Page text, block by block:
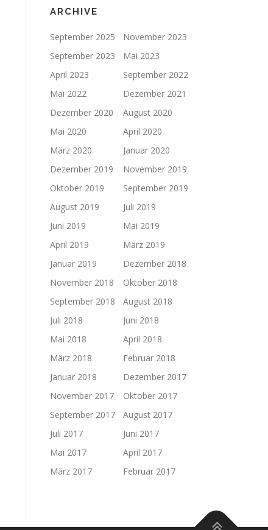
ARCHIVE
September 2025
November 2023
September 2023
Mai 2023
April 2023
September 2022
Mai 2022
Dezember 2021
Dezember 2020
August 2020
Mai 2020
April 2020
März 2020
Januar 2020
Dezember 2019
November 2019
Oktober 2019
September 2019
August 2019
Juli 2019
Juni 2019
Mai 2019
April 2019
März 2019
Januar 2019
Dezember 2018
November 2018
Oktober 2018
September 2018
August 2018
Juli 2018
Juni 2018
Mai 2018
April 2018
März 2018
Februar 2018
Januar 2018
Dezember 2017
November 2017
Oktober 2017
September 2017
August 2017
Juli 2017
Juni 2017
Mai 2017
April 2017
März 2017
Februar 2017